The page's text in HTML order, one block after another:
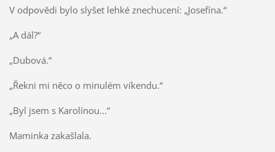
V odpovědi bylo slyšet lehké znechucení: „Josefína.“
„A dál?“
„Dubová.“
„Řekni mi něco o minulém víkendu.“
„Byl jsem s Karolínou...“
Maminka zakašlala.